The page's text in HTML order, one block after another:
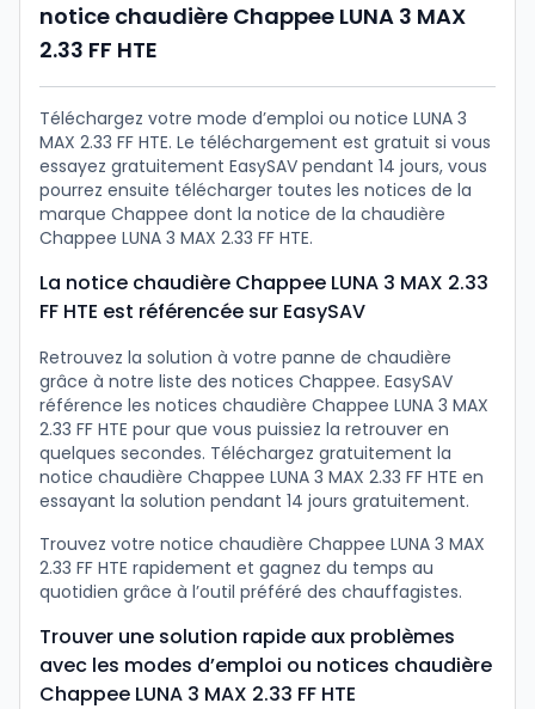
notice chaudière Chappee LUNA 3 MAX
2.33 FF HTE
Téléchargez votre mode d’emploi ou notice LUNA 3
MAX 2.33 FF HTE. Le téléchargement est gratuit si vous
essayez gratuitement EasySAV pendant 14 jours, vous
pourrez ensuite télécharger toutes les notices de la
marque Chappee dont la notice de la chaudière
Chappee LUNA 3 MAX 2.33 FF HTE.
La notice chaudière Chappee LUNA 3 MAX 2.33
FF HTE est référencée sur EasySAV
Retrouvez la solution à votre panne de chaudière
grâce à notre liste des notices Chappee. EasySAV
référence les notices chaudière Chappee LUNA 3 MAX
2.33 FF HTE pour que vous puissiez la retrouver en
quelques secondes. Téléchargez gratuitement la
notice chaudière Chappee LUNA 3 MAX 2.33 FF HTE en
essayant la solution pendant 14 jours gratuitement.
Trouvez votre notice chaudière Chappee LUNA 3 MAX
2.33 FF HTE rapidement et gagnez du temps au
quotidien grâce à l’outil préféré des chauffagistes.
Trouver une solution rapide aux problèmes
avec les modes d’emploi ou notices chaudière
Chappee LUNA 3 MAX 2.33 FF HTE